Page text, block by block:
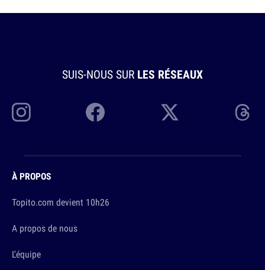
SUIS-NOUS SUR LES RÉSEAUX
À PROPOS
Topito.com devient 10h26
A propos de nous
L'équipe